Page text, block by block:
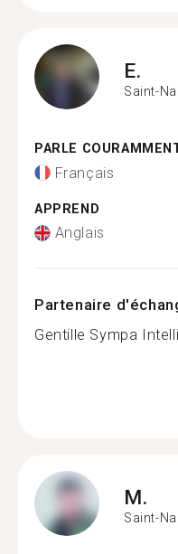
E.
Saint-
PARLE
Français
APPREND
Anglais
Partenaire
Gentille Sympa
M.
Saint-